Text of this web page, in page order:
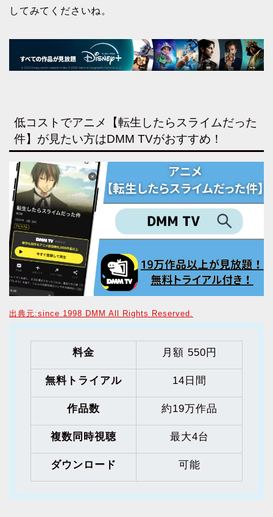
してみてくださいね。
低コストでアニメ【転生したらスライムだった
件】が見たい方はDMM TVがおすすめ！
出典元:since 1998 DMM All Rights Reserved.
料金 月額 550円
無料トライアル 14日間
作品数 約19万作品
複数同時視聴 最大4台
ダウンロード 可能